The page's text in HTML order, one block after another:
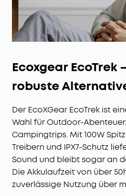
Ecoxgear EcoTrek
robuste
Der EcoXGear EcoTrek ist
Wahl für Outdoor-
Campingtrips. Mit 100W
Treibern und IPX7-Schutz
Sound und bleibt sogar an
Die Akkulaufzeit von über
zuverlässige Nutzung über